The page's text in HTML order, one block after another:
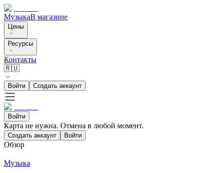
МузыкаВ магазине
Цены
Ресурсы
Контакты
🇷🇺
Войти Создать аккаунт
Войти
Карта не нужна. Отмена в любой момент.
Создать аккаунт Войти
Обзор
Музыка